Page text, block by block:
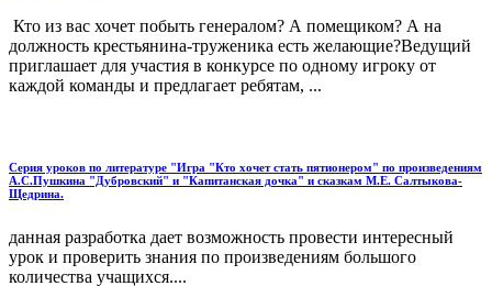
Кто из вас хочет побыть генералом? А помещи­ком? А на
должность крестьянина-труженика есть желающие?Ведущий
приглашает для участия в конкурсе по одному игроку от
каждой команды и предлагает ребятам, ...
Серия уроков по литературе "Игра "Кто хочет стать пятионером" по произведениям
А.С.Пушкина "Дубровский" и "Капитанская дочка" и сказкам М.Е. Салтыкова-
Щедрина.
данная разработка дает возможность провести интересный
урок и проверить знания по произведениям большого
количества учащихся....